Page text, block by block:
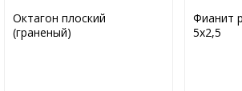
Октагон плоский
(граненый)
Фианит
5х2,5